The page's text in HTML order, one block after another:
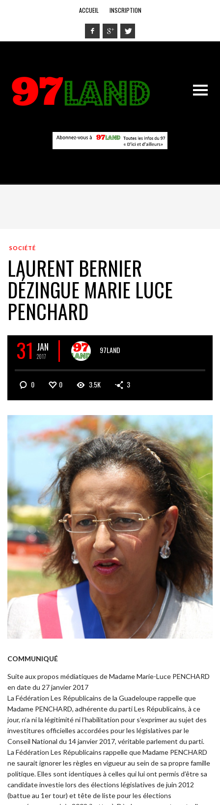
ACCUEIL INSCRIPTION
SOCIÉTÉ
LAURENT BERNIER
DÉZINGUE MARIE LUCE
PENCHARD
31 JAN
2017
97LAND
0 0 3.5K 3
COMMUNIQUÉ
Suite aux propos médiatiques de Madame Marie-Luce PENCHARD
en date du 27 janvier 2017
La Fédération Les Républicains de la Guadeloupe rappelle que
Madame PENCHARD, adhérente du parti Les Républicains, à ce
jour, n’a ni la légitimité ni l’habilitation pour s’exprimer au sujet des
investitures officielles accordées pour les législatives par le
Conseil National du 14 janvier 2017, véritable parlement du parti.
La Fédération Les Républicains rappelle que Madame PENCHARD
ne saurait ignorer les règles en vigueur au sein de sa propre famille
politique. Elles sont identiques à celles qui lui ont permis d’être sa
candidate investie lors des élections législatives de juin 2012
(battue au 1er tour) et tête de liste pour les élections